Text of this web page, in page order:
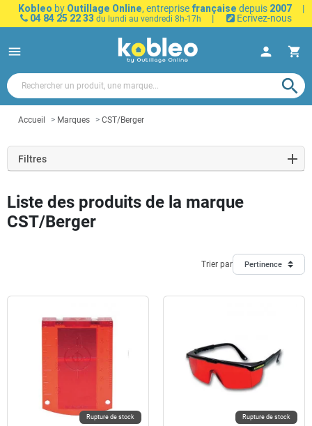
Kobleo by Outillage Online, entreprise française depuis 2007
|
04 84 25 22 33 du lundi au vendredi 8h-17h | Ecrivez-nous
menu person shopping_cart
search
Accueil Marques CST/Berger
Filtres
Liste des produits de la marque
CST/Berger
Trier par Pertinence
Rupture de stock Rupture de stock